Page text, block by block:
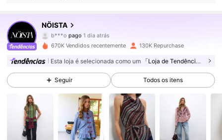
NÖISTA
4,71
451K Seguidores
1 dia atrás
a***lseguiu 5 minutos atrás
4,71 451K Seguidores
451K Seguidores
670K Vendidos recentemente 130K Repurchase
Esta loja é selecionada como um 「Loja de Tendências」
Seguir Todos os itens